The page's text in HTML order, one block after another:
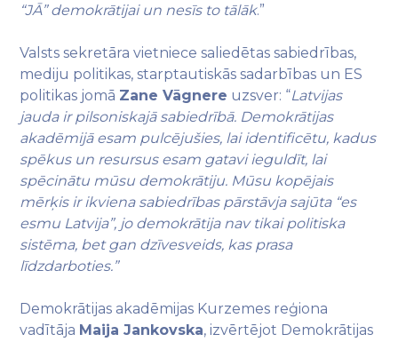
“JĀ” demokrātijai un nesīs to tālāk.”
Valsts sekretāra vietniece saliedētas sabiedrības,
mediju politikas, starptautiskās sadarbības un ES
politikas jomā Zane Vāgnere uzsver: “Latvijas
jauda ir pilsoniskajā sabiedrībā. Demokrātijas
akadēmijā esam pulcējušies, lai identificētu, kadus
spēkus un resursus esam gatavi ieguldīt, lai
spēcinātu mūsu demokrātiju. Mūsu kopējais
mērķis ir ikviena sabiedrības pārstāvja sajūta “es
esmu Latvija”, jo demokrātija nav tikai politiska
sistēma, bet gan dzīvesveids, kas prasa
līdzdarboties.”
Demokrātijas akadēmijas Kurzemes reģiona
vadītāja Maija Jankovska, izvērtējot Demokrātijas